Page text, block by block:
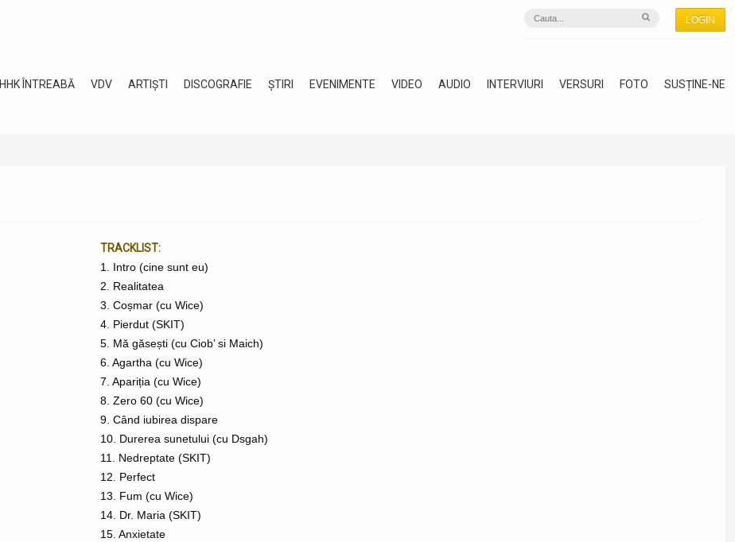
LOGIN
HHK ÎNTREABĂ VDV ARTIȘTI DISCOGRAFIE ȘTIRI EVENIMENTE VIDEO AUDIO INTERVIURI VERSURI FOTO SUSȚINE-NE
TRACKLIST:
1. Intro (cine sunt eu)
2. Realitatea
3. Coșmar (cu Wice)
4. Pierdut (SKIT)
5. Mă găsești (cu Ciob’ si Maich)
6. Agartha (cu Wice)
7. Apariția (cu Wice)
8. Zero 60 (cu Wice)
9. Când iubirea dispare
10. Durerea sunetului (cu Dsgah)
11. Nedreptate (SKIT)
12. Perfect
13. Fum (cu Wice)
14. Dr. Maria (SKIT)
15. Anxietate